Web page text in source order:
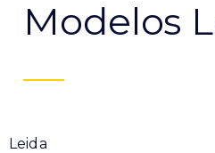
Modelos
Leida